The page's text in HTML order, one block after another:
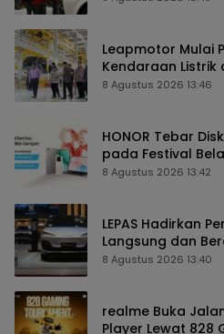
Leapmotor Mulai
Kendaraan Listrik
Jadi Model
8 Agustus 2026 13:46
HONOR Tebar
pada Festival
TikTok Shop
8 Agustus 2026 13:42
LEPAS Hadirkan
Langsung dan
GIIAS 2026
8 Agustus 2026 13:40
realme Buka
Player Lewat 828